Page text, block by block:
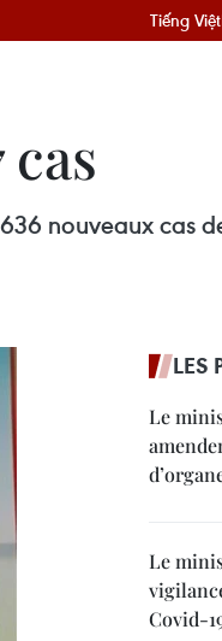
Tiếng Việt
nouveaux cas
LES
Le
Le
Covid-